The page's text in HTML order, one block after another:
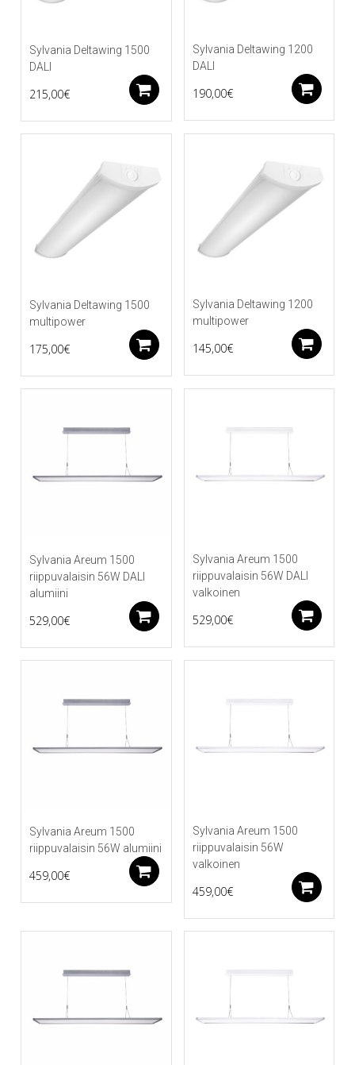
Sylvania Deltawing 1500
DALI
215,00€ Lisää ostoskoriin
Sylvania Deltawing 1200
DALI
190,00€
Sylvania Deltawing 1500
multipower
175,00€ Lisää ostoskoriin
Sylvania Deltawing 1200
multipower
145,00€
Sylvania Areum 1500
riippuvalaisin 56W DALI
alumiini
529,00€ Lisää ostoskoriin
Sylvania Areum 1500
riippuvalaisin 56W DALI
valkoinen
529,00€
Sylvania Areum 1500
riippuvalaisin 56W alumiini
459,00€ Lisää ostoskoriin
Sylvania Areum 1500
riippuvalaisin 56W
valkoinen
459,00€